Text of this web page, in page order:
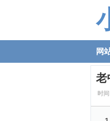
网
老
时